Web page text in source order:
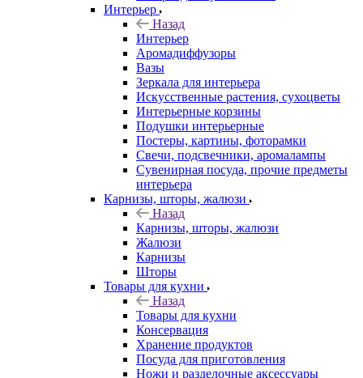
Интерьер
Назад
Интерьер
Аромадиффузоры
Вазы
Зеркала для интерьера
Искусственные растения, сухоцветы
Интерьерные корзины
Подушки интерьерные
Постеры, картины, фоторамки
Свечи, подсвечники, аромалампы
Сувенирная посуда, прочие предметы
интерьера
Карнизы, шторы, жалюзи
Назад
Карнизы, шторы, жалюзи
Жалюзи
Карнизы
Шторы
Товары для кухни
Назад
Товары для кухни
Консервация
Хранение продуктов
Посуда для приготовления
Ножи и разделочные аксессуары